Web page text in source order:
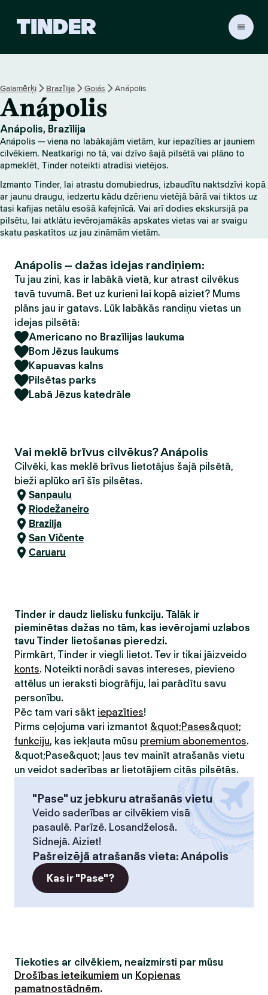
r
s
ā
u
m
l
p
a
Galamērķi Brazīlija Goiás Anápolis
Anápolis
Anápolis, Brazīlija
Anápolis — viena no labākajām vietām, kur iepazīties ar jauniem
cilvēkiem. Neatkarīgi no tā, vai dzīvo šajā pilsētā vai plāno to
apmeklēt, Tinder noteikti atradīsi vietējos.
Izmanto Tinder, lai atrastu domubiedrus, izbaudītu naktsdzīvi kopā
ar jaunu draugu, iedzertu kādu dzērienu vietējā bārā vai tiktos uz
tasi kafijas netālu esošā kafejnīcā. Vai arī dodies ekskursijā pa
pilsētu, lai atklātu ievērojamākās apskates vietas vai ar svaigu
skatu paskatītos uz jau zināmām vietām.
Anápolis – dažas idejas randiņiem:
Tu jau zini, kas ir labākā vietā, kur atrast cilvēkus
tavā tuvumā. Bet uz kurieni lai kopā aiziet? Mums
plāns jau ir gatavs. Lūk labākās randiņu vietas un
idejas pilsētā:
Americano no Brazīlijas laukuma
Bom Jēzus laukums
Kapuavas kalns
Pilsētas parks
Labā Jēzus katedrāle
Vai meklē brīvus cilvēkus? Anápolis
Cilvēki, kas meklē brīvus lietotājus šajā pilsētā,
bieži aplūko arī šīs pilsētas.
Sanpaulu
Riodežaneiro
Brazilja
San Vičente
Caruaru
Tinder ir daudz lielisku funkciju. Tālāk ir
pieminētas dažas no tām, kas ievērojami uzlabos
tavu Tinder lietošanas pieredzi.
Pirmkārt, Tinder ir viegli lietot. Tev ir tikai jāizveido
konts. Noteikti norādi savas intereses, pievieno
attēlus un ieraksti biogrāfiju, lai parādītu savu
personību.
Pēc tam vari sākt iepazīties!
Pirms ceļojuma vari izmantot &quot;Pases&quot;
funkciju, kas iekļauta mūsu premium abonementos.
&quot;Pase&quot; ļaus tev mainīt atrašanās vietu
un veidot saderības ar lietotājiem citās pilsētās.
"Pase" uz jebkuru atrašanās vietu
Veido saderības ar cilvēkiem visā
pasaulē. Parīzē. Losandželosā.
Sidnejā. Aiziet!
Pašreizējā atrašanās vieta:Anápolis
Kas ir "Pase"?
Tiekoties ar cilvēkiem, neaizmirsti par mūsu
Drošības ieteikumiem un Kopienas
pamatnostādnēm.